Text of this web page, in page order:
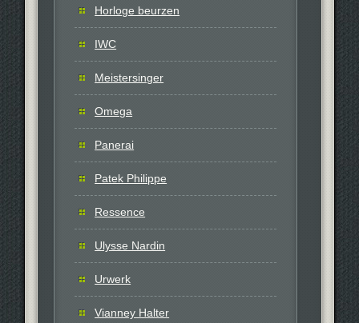
Horloge beurzen
IWC
Meistersinger
Omega
Panerai
Patek Philippe
Ressence
Ulysse Nardin
Urwerk
Vianney Halter